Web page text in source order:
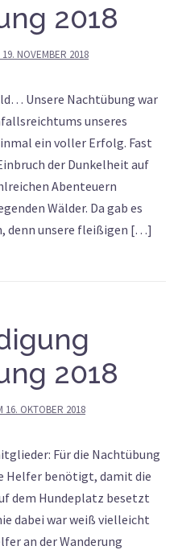
2018
19. NOVEMBER 2018
Unsere Nachtübung war
unseres
ein voller Erfolg. Fast
der Dunkelheit auf
Abenteuern
Wälder. Da gab es
denn unsere fleißigen […]
2018
16. OKTOBER 2018
Für die Nachtübung
Helfer benötigt, damit die
dem Hundeplatz besetzt
dabei war weiß vielleicht
an der Wanderung